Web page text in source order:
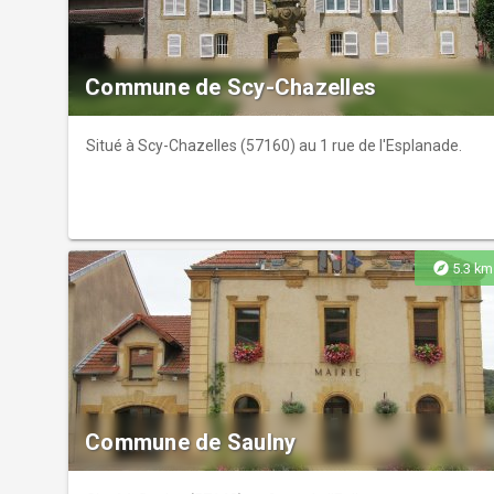
Commune de Scy-Chazelles
Situé à Scy-Chazelles (57160) au 1 rue de l'Esplanade.
explore 5.3 km
Commune de Saulny